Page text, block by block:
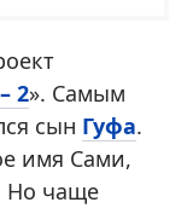
2». Самым
сын Гуфа.
имя Сами,
Но чаще